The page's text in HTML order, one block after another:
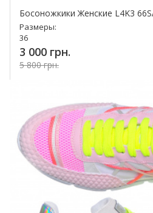
Босоножкики Женские L4K3
Размеры:
36
3 000 грн.
5 800 грн.